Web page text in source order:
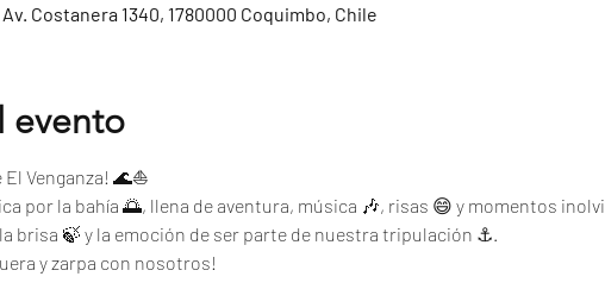
Costanera 1340, 1780000 Coquimbo, Chile
evento
El Venganza! 🌊⛵
por la bahía 🌅, llena de aventura, música 🎶, risas 😄 y momentos
brisa 🍃 y la emoción de ser parte de nuestra tripulación ⚓.
y zarpa con nosotros!